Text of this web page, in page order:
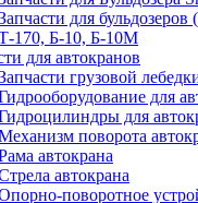
для бульдозеров
170, Б-10, Б-10М
для автокранов
грузовой
для
для
поворота
автокрана
автокрана
поворотное